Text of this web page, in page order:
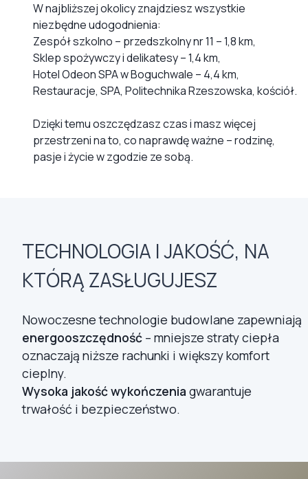
W najbliższej okolicy znajdziesz wszystkie
niezbędne udogodnienia:
Zespół szkolno – przedszkolny nr 11 – 1,8 km,
Sklep spożywczy i delikatesy – 1,4 km,
Hotel Odeon SPA w Boguchwale – 4,4 km,
Restauracje, SPA, Politechnika Rzeszowska, kościół.
Dzięki temu oszczędzasz czas i masz więcej
przestrzeni na to, co naprawdę ważne – rodzinę,
pasje i życie w zgodzie ze sobą.
TECHNOLOGIA I JAKOŚĆ, NA
KTÓRĄ ZASŁUGUJESZ
Nowoczesne technologie budowlane zapewniają
energooszczędność – mniejsze straty ciepła
oznaczają niższe rachunki i większy komfort
cieplny.
Wysoka jakość wykończenia gwarantuje
trwałość i bezpieczeństwo.